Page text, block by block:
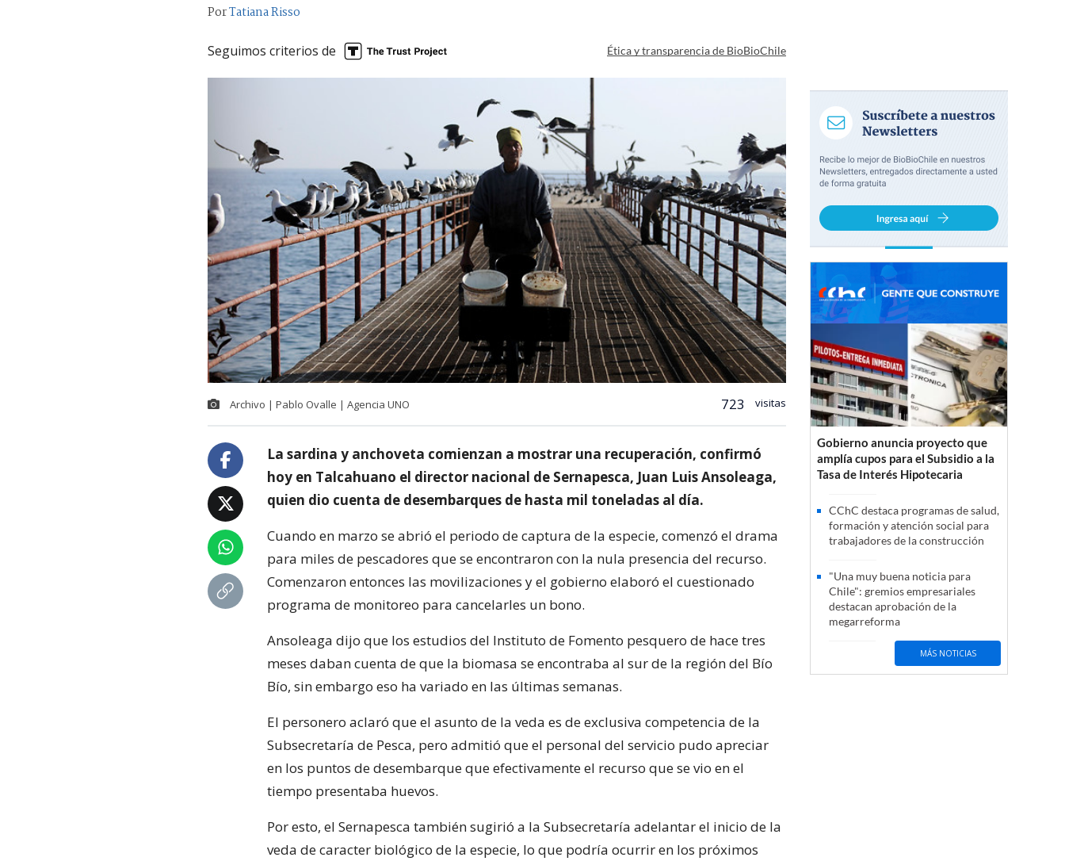
PorTatiana Risso
Seguimos criterios de Ética y transparencia de BioBioChile
Archivo | Pablo Ovalle | Agencia UNO 723 visitas
La sardina y anchoveta comienzan a mostrar una recuperación, confirmó
hoy en Talcahuano el director nacional de Sernapesca, Juan Luis Ansoleaga,
quien dio cuenta de desembarques de hasta mil toneladas al día.
Cuando en marzo se abrió el periodo de captura de la especie, comenzó el drama
para miles de pescadores que se encontraron con la nula presencia del recurso.
Comenzaron entonces las movilizaciones y el gobierno elaboró el cuestionado
programa de monitoreo para cancelarles un bono.
Ansoleaga dijo que los estudios del Instituto de Fomento pesquero de hace tres
meses daban cuenta de que la biomasa se encontraba al sur de la región del Bío
Bío, sin embargo eso ha variado en las últimas semanas.
El personero aclaró que el asunto de la veda es de exclusiva competencia de la
Subsecretaría de Pesca, pero admitió que el personal del servicio pudo apreciar
en los puntos de desembarque que efectivamente el recurso que se vio en el
tiempo presentaba huevos.
Por esto, el Sernapesca también sugirió a la Subsecretaría adelantar el inicio de la
veda de caracter biológico de la especie, lo que podría ocurrir en los próximos
Gobierno anuncia proyecto que
amplía cupos para el Subsidio a la
Tasa de Interés Hipotecaria
CChC destaca programas de salud,
formación y atención social para
trabajadores de la construcción
"Una muy buena noticia para
Chile": gremios empresariales
destacan aprobación de la
megarreforma
MÁS NOTICIAS